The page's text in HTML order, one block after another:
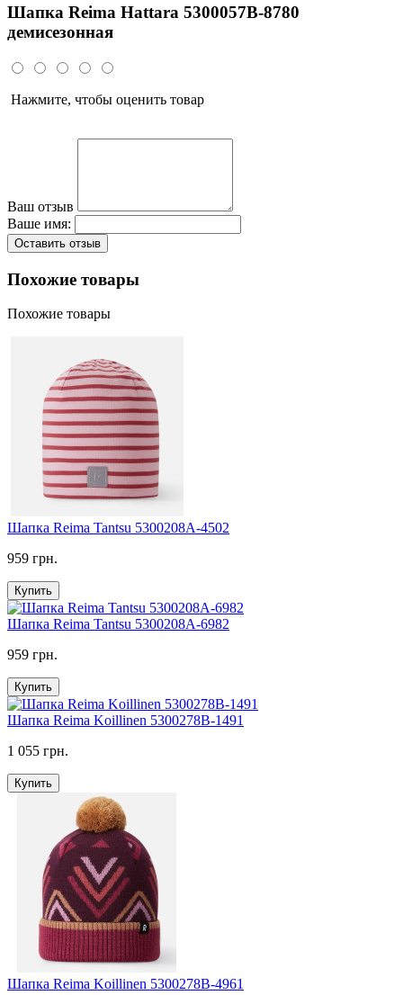
Шапка Reima Hattara 5300057B-8780
демисезонная
Нажмите, чтобы оценить товар
Ваш отзыв
Ваше имя:
Оставить отзыв
Похожие товары
Похожие товары
Шапка Reima Tantsu 5300208A-4502
959 грн.
Купить
Шапка Reima Tantsu 5300208A-6982
959 грн.
Купить
Шапка Reima Koillinen 5300278B-1491
1 055 грн.
Купить
Шапка Reima Koillinen 5300278B-4961